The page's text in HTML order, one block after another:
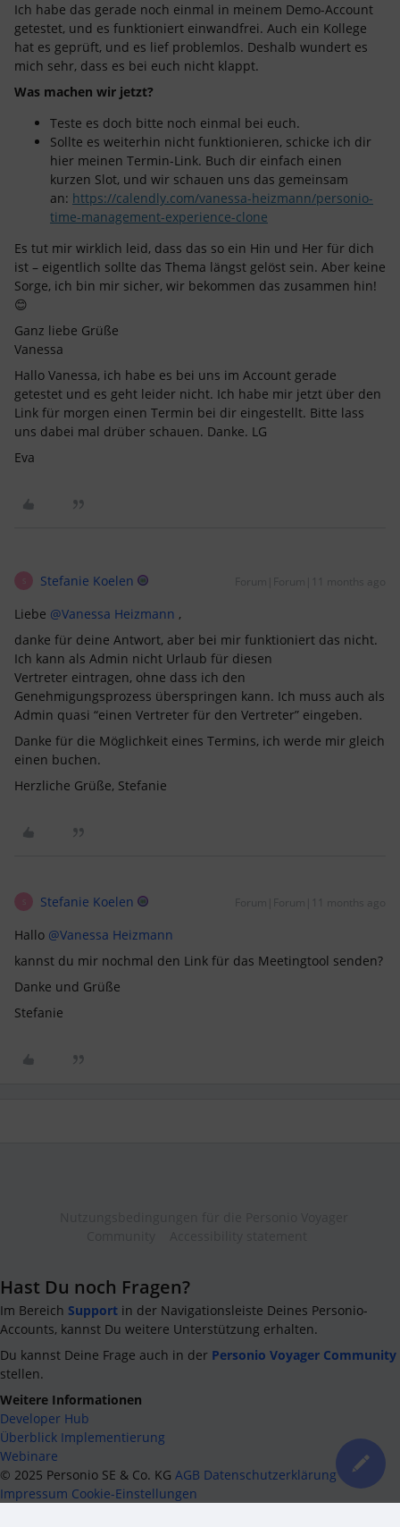
Ich habe das gerade noch einmal in meinem Demo-Account
getestet, und es funktioniert einwandfrei. Auch ein Kollege
hat es geprüft, und es lief problemlos. Deshalb wundert es
mich sehr, dass es bei euch nicht klappt.
Was machen wir jetzt?
Teste es doch bitte noch einmal bei euch.
Sollte es weiterhin nicht funktionieren, schicke ich dir
hier meinen Termin-Link. Buch dir einfach einen
kurzen Slot, und wir schauen uns das gemeinsam
an: https://calendly.com/vanessa-heizmann/personio-
time-management-experience-clone
Es tut mir wirklich leid, dass das so ein Hin und Her für dich
ist – eigentlich sollte das Thema längst gelöst sein. Aber keine
Sorge, ich bin mir sicher, wir bekommen das zusammen hin!
😊
Ganz liebe Grüße
Vanessa
Hallo Vanessa, ich habe es bei uns im Account gerade
getestet und es geht leider nicht. Ich habe mir jetzt über den
Link für morgen einen Termin bei dir eingestellt. Bitte lass
uns dabei mal drüber schauen. Danke. LG
Eva
Stefanie Koelen Forum|Forum|11 months ago
Liebe ​ @Vanessa Heizmann ,
danke für deine Antwort, aber bei mir funktioniert das nicht.
Ich kann als Admin nicht Urlaub für diesen
Vertreter eintragen, ohne dass ich den
Genehmigungsprozess überspringen kann. Ich muss auch als
Admin quasi “einen Vertreter für den Vertreter” eingeben.
Danke für die Möglichkeit eines Termins, ich werde mir gleich
einen buchen.
Herzliche Grüße, Stefanie
Stefanie Koelen Forum|Forum|11 months ago
Hallo ​ @Vanessa Heizmann
kannst du mir nochmal den Link für das Meetingtool senden?
Danke und Grüße
Stefanie
Hast Du noch Fragen?
Im Bereich Support in der Navigationsleiste Deines Personio-
Accounts, kannst Du weitere Unterstützung erhalten.
Du kannst Deine Frage auch in der Personio Voyager Community
stellen.
Weitere Informationen
Developer Hub
Überblick Implementierung
Webinare
© 2025 Personio SE & Co. KG AGB Datenschutzerklärung
Impressum Cookie-Einstellungen